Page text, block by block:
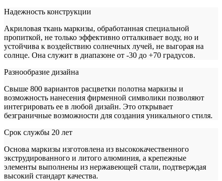
Надежность конструкции
Акриловая ткань маркизы, обработанная специальной
пропиткой, не только эффективно отталкивает воду, но и
устойчива к воздействию солнечных лучей, не выгорая на
солнце. Она служит в диапазоне от -30 до +70 градусов.
Разнообразие дизайна
Свыше 800 вариантов расцветки полотна маркизы и
возможность нанесения фирменной символики позволяют
интегрировать ее в любой дизайн. Это открывает
безграничные возможности для создания уникального стиля.
Срок службы 20 лет
Основа маркизы изготовлена из высококачественного
экструдированного и литого алюминия, а крепежные
элементы выполнены из нержавеющей стали, подтверждая
высокий стандарт качества.